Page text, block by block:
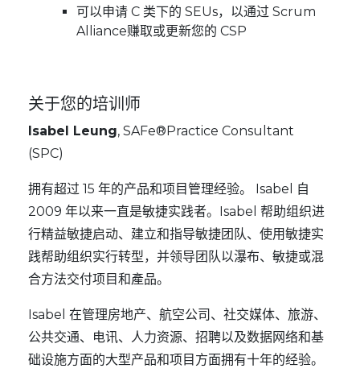
可以申请 C 类下的 SEUs，以通过 Scrum
Alliance赚取或更新您的 CSP
关于您的培训师
Isabel Leung, SAFe®Practice Consultant
(SPC)
拥有超过 15 年的产品和项目管理经验。 Isabel 自
2009 年以来一直是敏捷实践者。Isabel 帮助组织进
行精益敏捷启动、建立和指导敏捷团队、使用敏捷实
践帮助组织实行转型，并领导团队以瀑布、敏捷或混
合方法交付项目和產品。
Isabel 在管理房地产、航空公司、社交媒体、旅游、
公共交通、电讯、人力资源、招聘以及数据网络和基
础设施方面的大型产品和项目方面拥有十年的经验。